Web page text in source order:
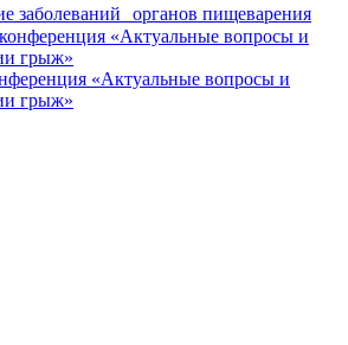
заболеваний органов пищеварения
«Актуальные вопросы и
грыж»